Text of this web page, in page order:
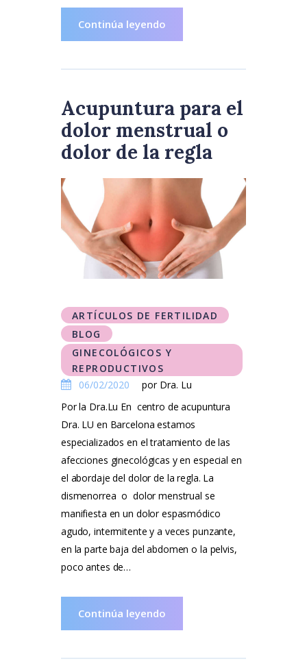
Continúa leyendo
Acupuntura para el
dolor menstrual o
dolor de la regla
ARTÍCULOS DE FERTILIDAD
BLOG
GINECOLÓGICOS Y
REPRODUCTIVOS
06/02/2020
por Dra. Lu
Por la Dra.Lu En centro de acupuntura
Dra. LU en Barcelona estamos
especializados en el tratamiento de las
afecciones ginecológicas y en especial en
el abordaje del dolor de la regla. La
dismenorrea o dolor menstrual se
manifiesta en un dolor espasmódico
agudo, intermitente y a veces punzante,
en la parte baja del abdomen o la pelvis,
poco antes de…
Continúa leyendo